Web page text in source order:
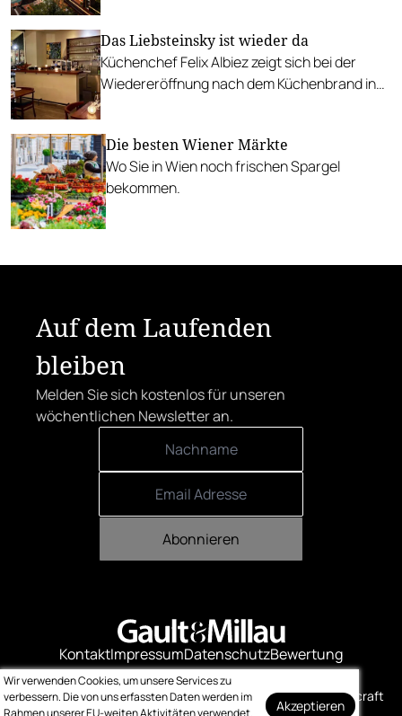
Das Liebsteinsky ist wieder da
Küchenchef Felix Albiez zeigt sich bei der
Wiedereröffnung nach dem Küchenbrand in
Die besten Wiener Märkte
Wo Sie in Wien noch frischen Spargel
bekommen.
Auf dem Laufenden
bleiben
Melden Sie sich kostenlos für unseren
wöchentlichen Newsletter an.
Abonnieren
KontaktImpressumDatenschutzBewertung
Logo-Downloads
© Gault & Millau Made with ❤️ by bitcraft
Wir verwenden Cookies, um unsere Services zu
verbessern. Die von uns erfassten Daten werden im
Rahmen unserer EU-weiten Aktivitäten verwendet.
Akzeptieren